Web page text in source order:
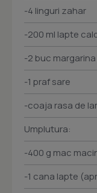
-4 linguri zahar
-200 ml lapte
-2 buc
-1 praf sare
-coaja rasa de
Umplutura:
-400 g mac
-1 cana lapte